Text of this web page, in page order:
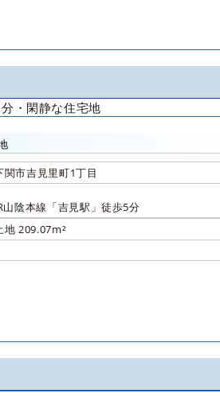
・閑静な住宅地
関市吉見里町1丁目
山陰本線「吉見駅」徒歩5分
地 209.07m²